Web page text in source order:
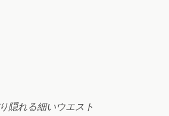
隠れる細いウエスト